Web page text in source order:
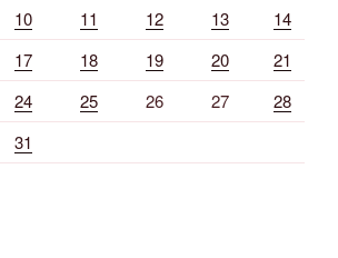
10 11 12 13
14
17 18 19 20
21
24 25 26 27
28
31